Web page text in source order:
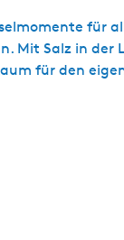
für
Mit Salz in der
für den